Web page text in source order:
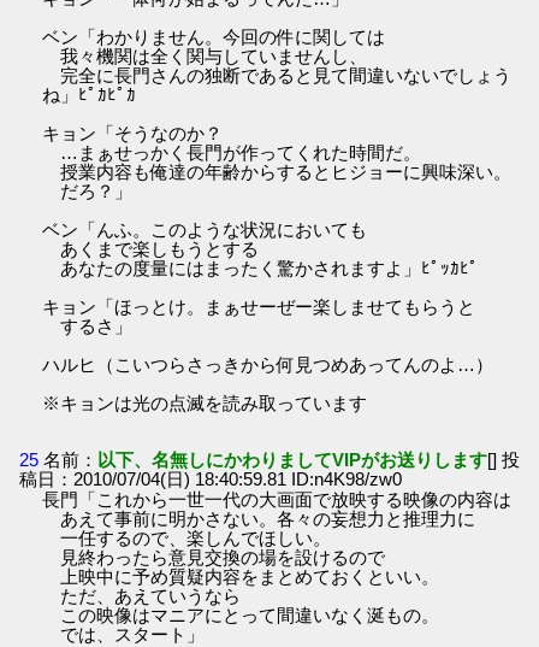
ベン「わかりません。今回の件に関しては
我々機関は全く関与していませんし、
完全に長門さんの独断であると見て間違いないでしょう
ね」ﾋﾟｶﾋﾟｶ
キョン「そうなのか？
…まぁせっかく長門が作ってくれた時間だ。
授業内容も俺達の年齢からするとヒジョーに興味深い。
だろ？」
ベン「んふ。このような状況においても
あくまで楽しもうとする
あなたの度量にはまったく驚かされますよ」ﾋﾟｯｶﾋﾟ
キョン「ほっとけ。まぁせーぜー楽しませてもらうと
するさ」
ハルヒ（こいつらさっきから何見つめあってんのよ…）
※キョンは光の点滅を読み取っています
25 名前： 以下、名無しにかわりましてVIPがお送りします[] 投
稿日：2010/07/04(日) 18:40:59.81 ID:n4K98/zw0
長門「これから一世一代の大画面で放映する映像の内容は
あえて事前に明かさない。各々の妄想力と推理力に
一任するので、楽しんでほしい。
見終わったら意見交換の場を設けるので
上映中に予め質疑内容をまとめておくといい。
ただ、あえていうなら
この映像はマニアにとって間違いなく涎もの。
では、スタート」